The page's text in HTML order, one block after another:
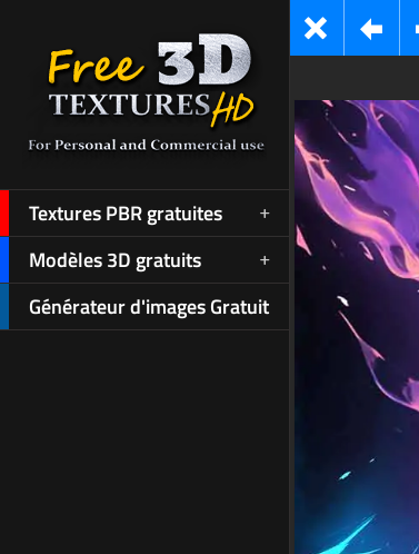
Textures PBR gratuites
Modèles 3D gratuits
Générateur d'images Gratuit